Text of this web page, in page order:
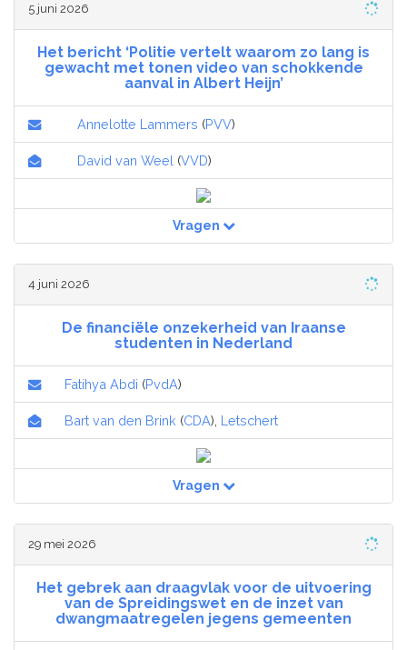
5 juni 2026
Het bericht ‘Politie vertelt waarom zo lang is
gewacht met tonen video van schokkende
aanval in Albert Heijn’
Annelotte Lammers (PVV)
David van Weel (VVD)
Vragen
4 juni 2026
De financiële onzekerheid van Iraanse
studenten in Nederland
Fatihya Abdi (PvdA)
Bart van den Brink (CDA), Letschert
Vragen
29 mei 2026
Het gebrek aan draagvlak voor de uitvoering
van de Spreidingswet en de inzet van
dwangmaatregelen jegens gemeenten